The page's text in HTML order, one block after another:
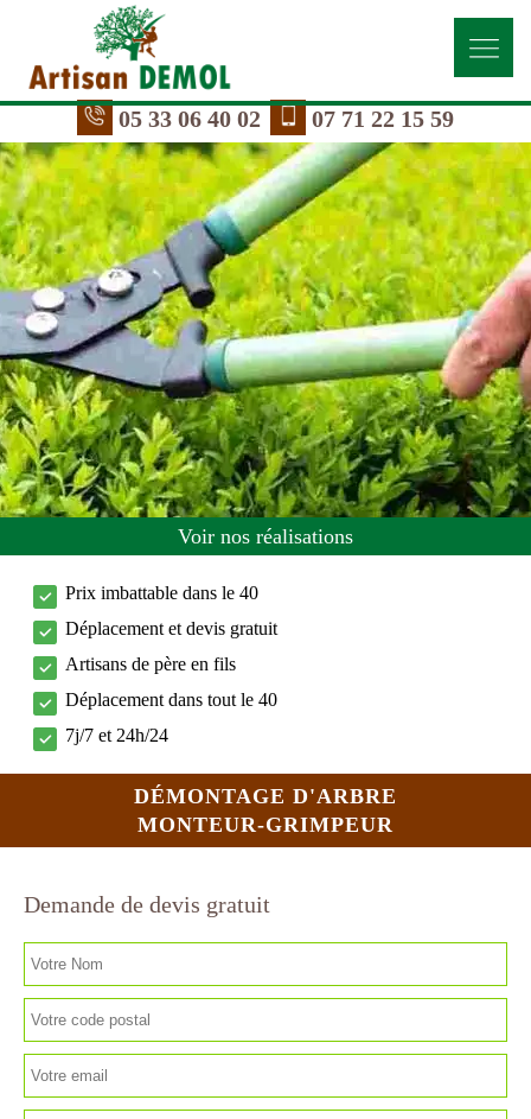
05 33 06 40 02 07 71 22 15 59
Voir nos réalisations
Prix imbattable dans le 40
Déplacement et devis gratuit
Artisans de père en fils
Déplacement dans tout le 40
7j/7 et 24h/24
DÉMONTAGE D'ARBRE
MONTEUR-GRIMPEUR
Demande de devis gratuit